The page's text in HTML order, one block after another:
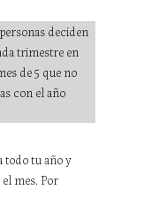
deciden
trimestre en
de 5 que no
con el año
todo tu año y
mes. Por